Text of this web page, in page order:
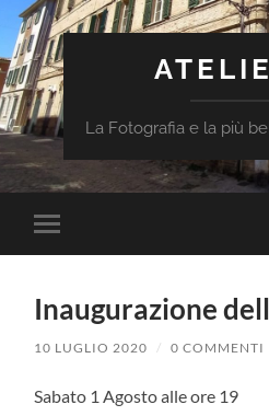
La Fotografia e la più
Attiva/disattiva
il
dispositivi
mobili
Inaugurazione
10 LUGLIO 2020 / 0 COMMENTI
Sabato 1 Agosto alle ore 19